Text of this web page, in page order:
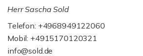
Herr Sascha Sold
Telefon: +4968949122060
Mobil: +4915170120321
info@sold.de